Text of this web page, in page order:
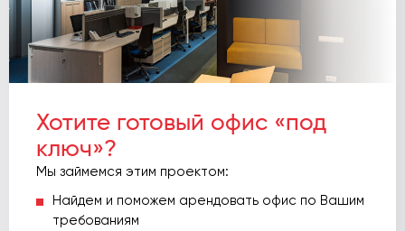
Хотите готовый офис «под
ключ»?
Мы займемся этим проектом:
Найдем и поможем арендовать офис по Вашим
требованиям